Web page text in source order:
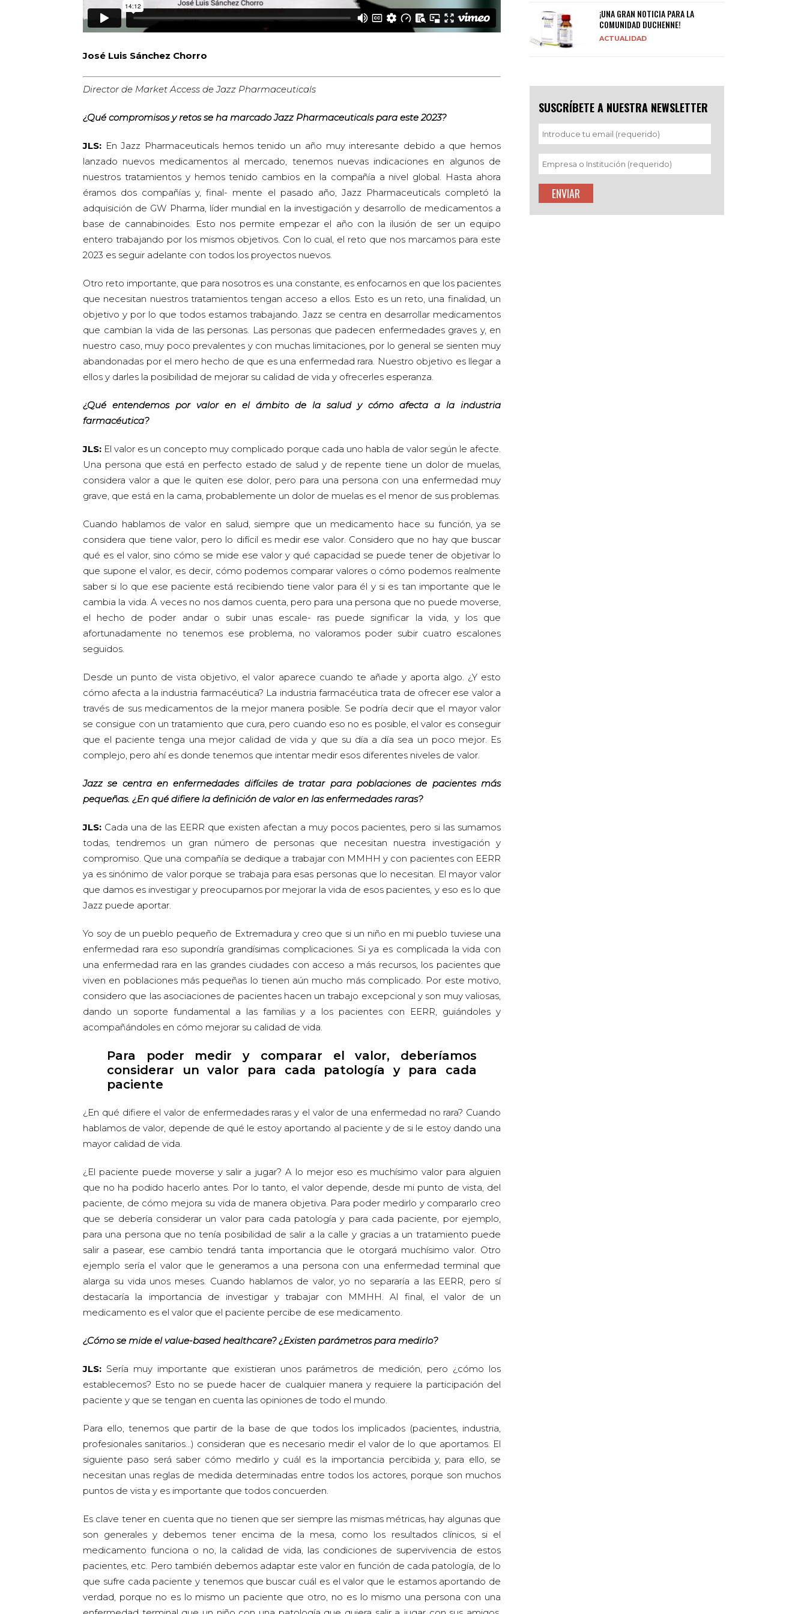
José Luis Sánchez Chorro
Director de Market Access de Jazz Pharmaceuticals
¿Qué compromisos y retos se ha marcado Jazz Pharmaceuticals para este 2023?
JLS: En Jazz Pharmaceuticals hemos tenido un año muy interesante debido a que hemos
lanzado nuevos medicamentos al mercado, tenemos nuevas indicaciones en algunos de
nuestros tratamientos y hemos tenido cambios en la compañía a nivel global. Hasta ahora
éramos dos compañías y, final- mente el pasado año, Jazz Pharmaceuticals completó la
adquisición de GW Pharma, líder mundial en la investigación y desarrollo de medicamentos a
base de cannabinoides. Esto nos permite empezar el año con la ilusión de ser un equipo
entero trabajando por los mismos objetivos. Con lo cual, el reto que nos marcamos para este
2023 es seguir adelante con todos los proyectos nuevos.
Otro reto importante, que para nosotros es una constante, es enfocarnos en que los pacientes
que necesitan nuestros tratamientos tengan acceso a ellos. Esto es un reto, una finalidad, un
objetivo y por lo que todos estamos trabajando. Jazz se centra en desarrollar medicamentos
que cambian la vida de las personas. Las personas que padecen enfermedades graves y, en
nuestro caso, muy poco prevalentes y con muchas limitaciones, por lo general se sienten muy
abandonadas por el mero hecho de que es una enfermedad rara. Nuestro objetivo es llegar a
ellos y darles la posibilidad de mejorar su calidad de vida y ofrecerles esperanza.
¿Qué entendemos por valor en el ámbito de la salud y cómo afecta a la industria
farmacéutica?
JLS: El valor es un concepto muy complicado porque cada uno habla de valor según le afecte.
Una persona que está en perfecto estado de salud y de repente tiene un dolor de muelas,
considera valor a que le quiten ese dolor, pero para una persona con una enfermedad muy
grave, que está en la cama, probablemente un dolor de muelas es el menor de sus problemas.
Cuando hablamos de valor en salud, siempre que un medicamento hace su función, ya se
considera que tiene valor, pero lo difícil es medir ese valor. Considero que no hay que buscar
qué es el valor, sino cómo se mide ese valor y qué capacidad se puede tener de objetivar lo
que supone el valor, es decir, cómo podemos comparar valores o cómo podemos realmente
saber si lo que ese paciente está recibiendo tiene valor para él y si es tan importante que le
cambia la vida. A veces no nos damos cuenta, pero para una persona que no puede moverse,
el hecho de poder andar o subir unas escale- ras puede significar la vida, y los que
afortunadamente no tenemos ese problema, no valoramos poder subir cuatro escalones
seguidos.
Desde un punto de vista objetivo, el valor aparece cuando te añade y aporta algo. ¿Y esto
cómo afecta a la industria farmacéutica? La industria farmacéutica trata de ofrecer ese valor a
través de sus medicamentos de la mejor manera posible. Se podría decir que el mayor valor
se consigue con un tratamiento que cura, pero cuando eso no es posible, el valor es conseguir
que el paciente tenga una mejor calidad de vida y que su día a día sea un poco mejor. Es
complejo, pero ahí es donde tenemos que intentar medir esos diferentes niveles de valor.
Jazz se centra en enfermedades difíciles de tratar para poblaciones de pacientes más
pequeñas. ¿En qué difiere la definición de valor en las enfermedades raras?
JLS: Cada una de las EERR que existen afectan a muy pocos pacientes, pero si las sumamos
todas, tendremos un gran número de personas que necesitan nuestra investigación y
compromiso. Que una compañía se dedique a trabajar con MMHH y con pacientes con EERR
ya es sinónimo de valor porque se trabaja para esas personas que lo necesitan. El mayor valor
que damos es investigar y preocuparnos por mejorar la vida de esos pacientes, y eso es lo que
Jazz puede aportar.
Yo soy de un pueblo pequeño de Extremadura y creo que si un niño en mi pueblo tuviese una
enfermedad rara eso supondría grandísimas complicaciones. Si ya es complicada la vida con
una enfermedad rara en las grandes ciudades con acceso a más recursos, los pacientes que
viven en poblaciones más pequeñas lo tienen aún mucho más complicado. Por este motivo,
considero que las asociaciones de pacientes hacen un trabajo excepcional y son muy valiosas,
dando un soporte fundamental a las familias y a los pacientes con EERR, guiándoles y
acompañándoles en cómo mejorar su calidad de vida.
Para poder medir y comparar el valor, deberíamos
considerar un valor para cada patología y para cada
paciente
¿En qué difiere el valor de enfermedades raras y el valor de una enfermedad no rara? Cuando
hablamos de valor, depende de qué le estoy aportando al paciente y de si le estoy dando una
mayor calidad de vida.
¿El paciente puede moverse y salir a jugar? A lo mejor eso es muchísimo valor para alguien
que no ha podido hacerlo antes. Por lo tanto, el valor depende, desde mi punto de vista, del
paciente, de cómo mejora su vida de manera objetiva. Para poder medirlo y compararlo creo
que se debería considerar un valor para cada patología y para cada paciente, por ejemplo,
para una persona que no tenía posibilidad de salir a la calle y gracias a un tratamiento puede
salir a pasear, ese cambio tendrá tanta importancia que le otorgará muchísimo valor. Otro
ejemplo sería el valor que le generamos a una persona con una enfermedad terminal que
alarga su vida unos meses. Cuando hablamos de valor, yo no separaría a las EERR, pero sí
destacaría la importancia de investigar y trabajar con MMHH. Al final, el valor de un
medicamento es el valor que el paciente percibe de ese medicamento.
¿Cómo se mide el value-based healthcare? ¿Existen parámetros para medirlo?
JLS: Sería muy importante que existieran unos parámetros de medición, pero ¿cómo los
establecemos? Esto no se puede hacer de cualquier manera y requiere la participación del
paciente y que se tengan en cuenta las opiniones de todo el mundo.
Para ello, tenemos que partir de la base de que todos los implicados (pacientes, industria,
profesionales sanitarios…) consideran que es necesario medir el valor de lo que aportamos. El
siguiente paso será saber cómo medirlo y cuál es la importancia percibida y, para ello, se
necesitan unas reglas de medida determinadas entre todos los actores, porque son muchos
puntos de vista y es importante que todos concuerden.
Es clave tener en cuenta que no tienen que ser siempre las mismas métricas, hay algunas que
son generales y debemos tener encima de la mesa, como los resultados clínicos, si el
medicamento funciona o no, la calidad de vida, las condiciones de supervivencia de estos
pacientes, etc. Pero también debemos adaptar este valor en función de cada patología, de lo
que sufre cada paciente y tenemos que buscar cuál es el valor que le estamos aportando de
verdad, porque no es lo mismo un paciente que otro, no es lo mismo una persona con una
¡UNA GRAN NOTICIA PARA LA
COMUNIDAD DUCHENNE!
ACTUALIDAD
SUSCRÍBETE A NUESTRA NEWSLETTER